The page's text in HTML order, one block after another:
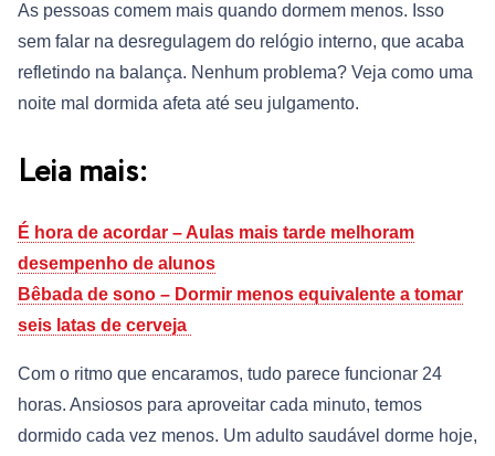
As pessoas comem mais quando dormem menos. Isso
sem falar na desregulagem do relógio interno, que acaba
refletindo na balança. Nenhum problema? Veja como uma
noite mal dormida afeta até seu julgamento.
Leia mais:
É hora de acordar – Aulas mais tarde melhoram
desempenho de alunos
Bêbada de sono – Dormir menos equivalente a tomar
seis latas de cerveja
Com o ritmo que encaramos, tudo parece funcionar 24
horas. Ansiosos para aproveitar cada minuto, temos
dormido cada vez menos. Um adulto saudável dorme hoje,